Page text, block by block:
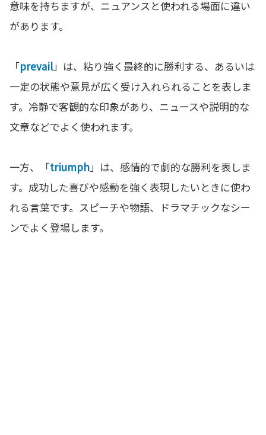
意味を持ちますが、ニュアンスと使われる場面に違い
があります。
「prevail」は、粘り強く最終的に勝利する、あるいは
一定の状態や意見が広く受け入れられることを表しま
す。冷静で客観的な印象があり、ニュースや説明的な
文章などでよく使われます。
一方、「triumph」は、感情的で劇的な勝利を表しま
す。成功した喜びや感動を強く表現したいときに使わ
れる言葉です。スピーチや物語、ドラマチックなシー
ンでよく登場します。